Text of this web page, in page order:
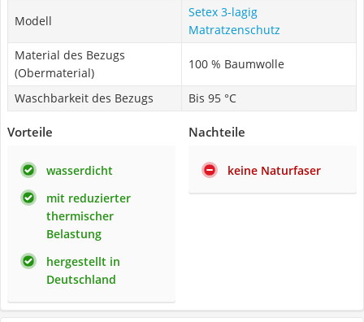
Modell
Setex 3-lagig
Matratzenschutz
Material des Bezugs
(Obermaterial)
100 % Baumwolle
Waschbarkeit des Bezugs Bis 95 °C
Vorteile
wasserdicht
mit reduzierter
thermischer
Belastung
hergestellt in
Deutschland
Nachteile
keine Naturfaser